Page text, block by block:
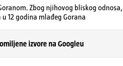
Zbog njihovog bliskog odnosa,
12 godina mlađeg Gorana
izvore na Googleu